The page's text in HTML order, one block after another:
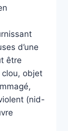
d’une
être
objet
(nid-